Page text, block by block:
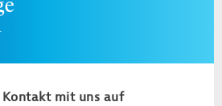
Kontakt mit uns auf